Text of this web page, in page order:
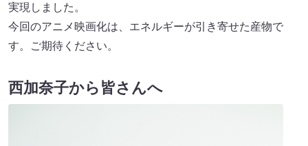
実現しました。
今回のアニメ映画化は、エネルギーが引き寄せた産物で
す。ご期待ください。
西加奈子から皆さんへ